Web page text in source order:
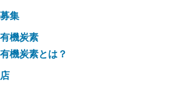
募集
有機炭素
有機炭素とは？
店